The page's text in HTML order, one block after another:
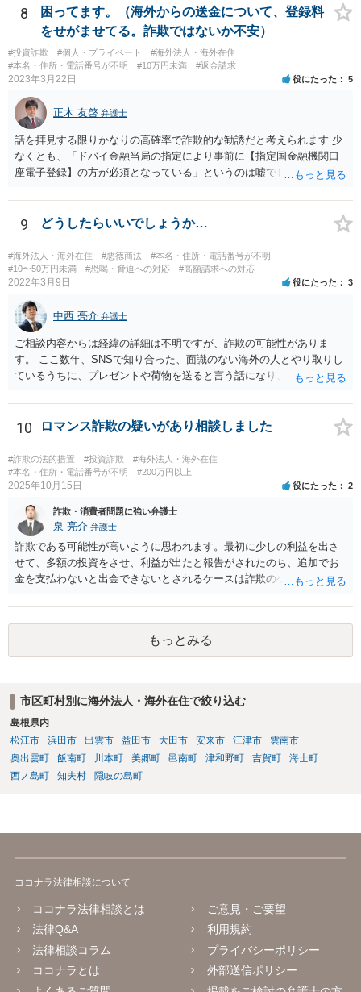
8
困ってます。（海外からの送金について、登録料
をせがませてる。詐欺ではないか不安）
#投資詐欺 #個人・プライベート
#海外法人・海外在住
#本名・住所・電話番号が不明
#10万円未満 #返金請求
2023年3月22日 役にたった 5
正木 友啓 弁護士
話を拝見する限りかなりの高確率で詐欺的な勧誘だと考えられます 少
なくとも、「ドバイ金融当局の指定により事前に【指定国金融機関口
座電子登録】の方が必須となっている」というのは嘘でしょう 相手に
に相談に行かれてください
9 どうしたらいいでしょうか…
#海外法人・海外在住 #悪徳商法
#本名・住所・電話番号が不明
#10〜50万円未満
#恐喝・脅迫への対応 #高額請求への対応
2022年3月9日 役にたった 3
中西 亮介 弁護士
ご相談内容からは経緯の詳細は不明ですが、詐欺の可能性がありま
す。 ここ数年、SNSで知り合った、面識のない海外の人とやり取りし
ているうちに、プレゼントや荷物を送ると言う話になり、通関料等の
います。 本件でも、住所を教えてしまったとしても、職場まで特定す
ることは通常できませんし、そもそも、支払いと解雇の関連性は考え
る態様から詐欺の可能性が高いのではないかと思われます。 よほど相
手を信頼できる事情がない限り、支払いをしないようにした方がよい
と思います。
10 ロマンス詐欺の疑いがあり相談しました
#詐欺の法的措置 #投資詐欺
#海外法人・海外在住
#本名・住所・電話番号が不明
#200万円以上
2025年10月15日 役にたった 2
詐欺・消費者問題に強い弁護士
泉 亮介 弁護士
詐欺である可能性が高いように思われます。最初に少しの利益を出さ
せて、多額の投資をさせ、利益が出たと報告がされたのち、追加でお
金を支払わないと出金できないとされるケースは詐欺のケースで非常
であれば弁護士に相談されると良いでしょう。 ただ、こうした類型の
場合返金が難しいケースが多いため弁護士を立てるかどうかは慎重に
もっとみる
市区町村別に海外法人・海外在住で絞り込む
島根県内
松江市
浜田市 出雲市 益田市 大田市 安来市 江津市
雲南市
奥出雲町
飯南町 川本町 美郷町 邑南町 津和野町 吉賀町
海士町
西ノ島町
知夫村 隠岐の島町
ココナラ法律相談について
ココナラ法律相談とは
法律Q&A
法律相談コラム
ココナラとは
ご意見・ご要望
利用規約
プライバシーポリシー
外部送信ポリシー